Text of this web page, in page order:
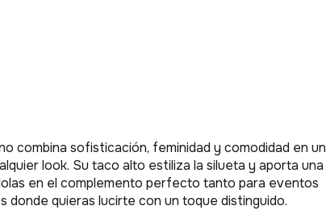
combina sofisticación, feminidad y comodidad en un
look. Su taco alto estiliza la silueta y aporta una
en el complemento perfecto tanto para eventos
donde quieras lucirte con un toque distinguido.